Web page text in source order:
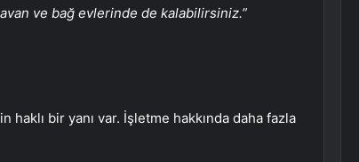
ve bağ evlerinde de kalabilirsiniz.”
bir yanı var. İşletme hakkında daha fazla